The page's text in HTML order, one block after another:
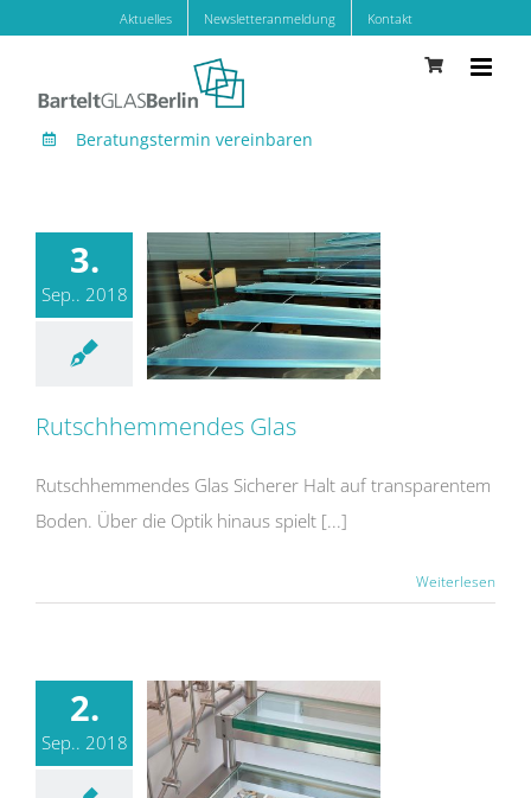
springen
Aktuelles Newsletteranmeldung Kontakt
Beratungstermin vereinbaren
3.
Sep.. 2018
Rutschhemmendes Glas
Rutschhemmendes Glas Sicherer Halt auf transparentem
Boden. Über die Optik hinaus spielt [...]
Weiterlesen
2.
Sep.. 2018